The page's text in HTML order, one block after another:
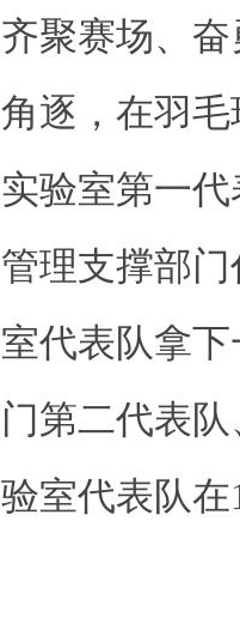
聚赛场、
逐，在羽
验室第一
理支撑部
代表队拿
第二代表
室代表队